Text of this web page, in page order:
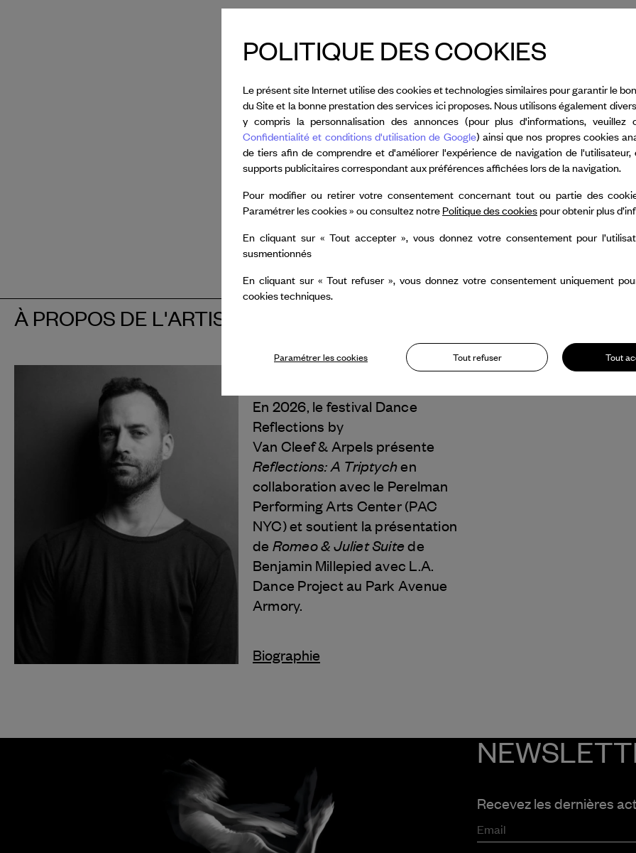
A Dance for Two est
où le public entoure
qui enveloppe à la fois
Caroline Shaw a écrit
simple, née d'un
humaine, pour la
pour notre désir
Lire plus
Tous les crédits
À PROPOS DE L'ARTISTE
En 2026, le festival Dance
Reflections by
Van Cleef & Arpels présente
Reflections: A Triptychen
collaboration avec le Perelman
Performing Arts Center (PAC
NYC) et soutient la présentation
de Romeo & Juliet Suite de
Benjamin Millepied avec L.A.
Dance Project au Park Avenue
Armory.
Biographie
Recevez les dernières
Email
POLITIQUE DES COOKIES
Le présent site Internet utilise des cookies et technologies similaires pour garantir le
du Site et la bonne prestation des services ici proposes. Nous utilisons également
y compris la personnalisation des annonces (pour plus d'informations, veuillez
Confidentialité et conditions d'utilisation de Google) ainsi que nos propres cookies
de tiers afin de comprendre et d'améliorer l'expérience de navigation de l'utilisateur,
supports publicitaires correspondant aux préférences affichées lors de la navigation.
Pour modifier ou retirer votre consentement concernant tout ou partie des
Paramétrer les cookies » ou consultez notre Politique des cookiespour obtenir plus
En cliquant sur « Tout accepter », vous donnez votre consentement pour
susmentionnés
En cliquant sur « Tout refuser », vous donnez votre consentement uniquement
cookies techniques.
Paramétrer les cookies Tout refuser Tout